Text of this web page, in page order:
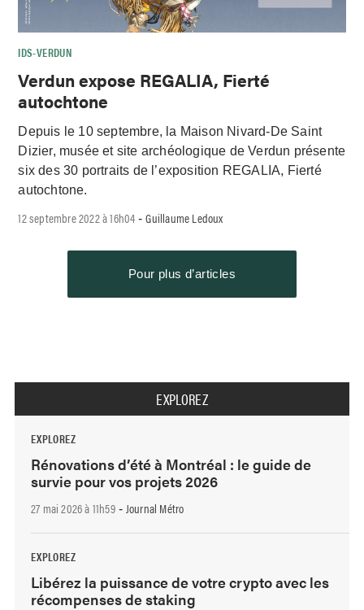
IDS-VERDUN
Verdun expose REGALIA, Fierté
autochtone
Depuis le 10 septembre, la Maison Nivard-De Saint
Dizier, musée et site archéologique de Verdun présente
six des 30 portraits de l’exposition REGALIA, Fierté
autochtone.
12 septembre 2022 à 16h04 -Guillaume Ledoux
Pour plus d’articles
EXPLOREZ
EXPLOREZ
Rénovations d’été à Montréal : le guide de
survie pour vos projets 2026
27 mai 2026 à 11h59- Journal Métro
EXPLOREZ
Libérez la puissance de votre crypto avec les
récompenses de staking